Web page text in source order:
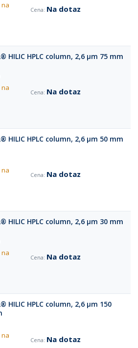
Na dotaz
HILIC HPLC column, 2,6 µm 75 mm
Na dotaz
HILIC HPLC column, 2,6 µm 50 mm
Na dotaz
HILIC HPLC column, 2,6 µm 30 mm
Na dotaz
HILIC HPLC column, 2,6 µm 150
Na dotaz